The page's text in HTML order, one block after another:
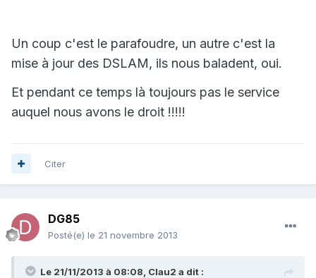
Un coup c'est le parafoudre, un autre c'est la
mise à jour des DSLAM, ils nous baladent, oui.
Et pendant ce temps là toujours pas le service
auquel nous avons le droit !!!!!
Citer
DG85
Posté(e) le 21 novembre 2013
Le 21/11/2013 à 08:08, Clau2 a dit :